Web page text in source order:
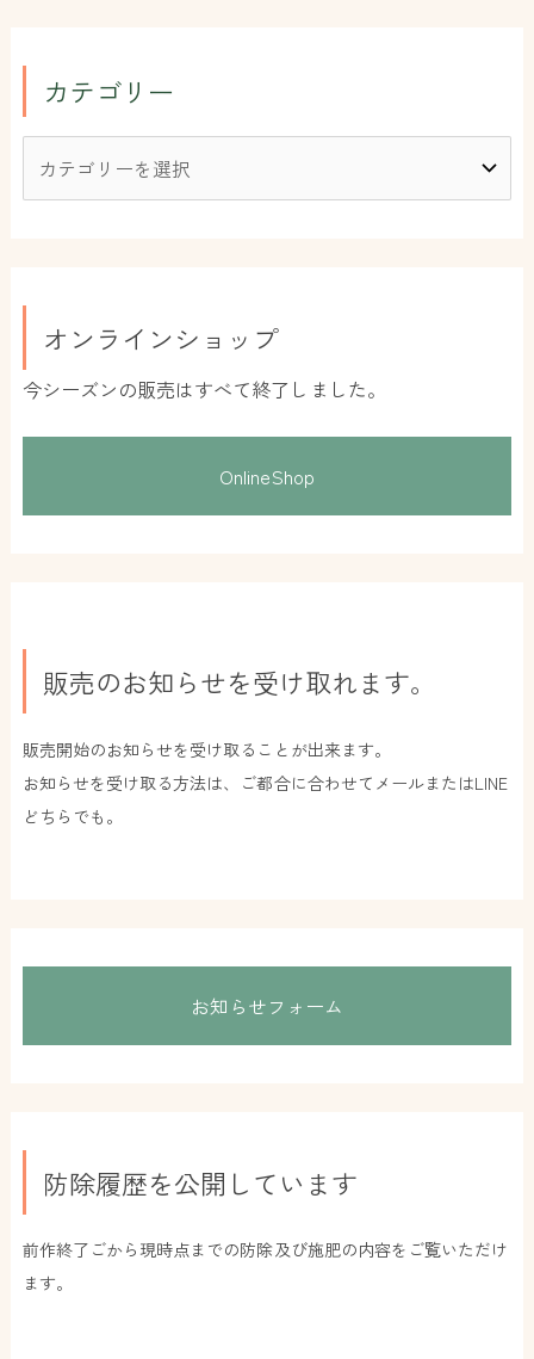
カテゴリー
オンラインショップ
今シーズンの販売はすべて終了しました。
OnlineShop
販売のお知らせを受け取れます。
販売開始のお知らせを受け取ることが出来ます。
お知らせを受け取る方法は、ご都合に合わせてメールまたはLINE
どちらでも。
お知らせフォーム
防除履歴を公開しています
前作終了ごから現時点までの防除及び施肥の内容をご覧いただけ
ます。